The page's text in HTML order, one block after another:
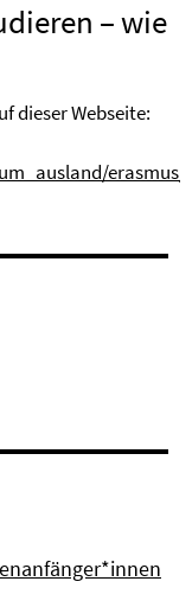
– wie
dieser Webseite: